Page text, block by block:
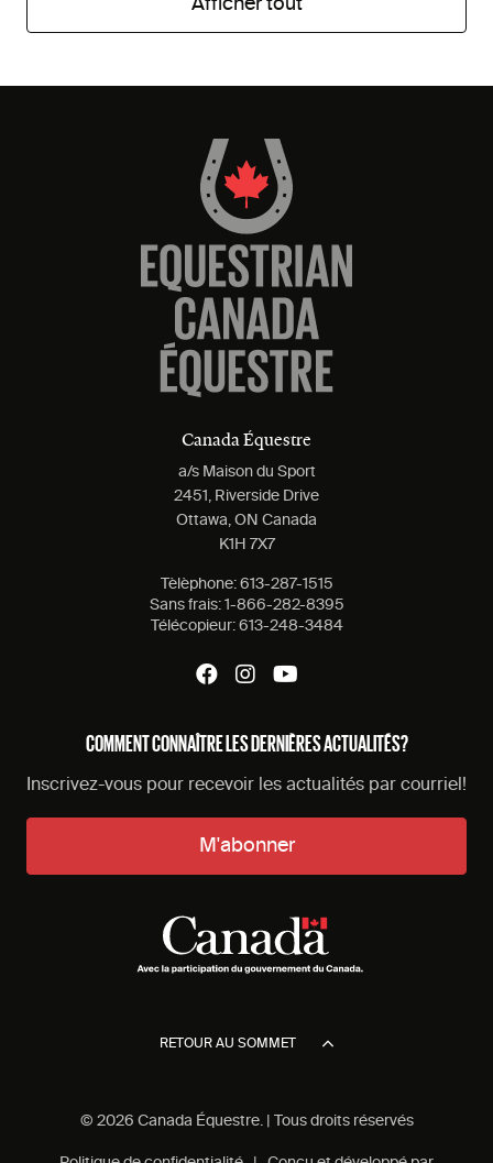
Afficher tout
Canada Équestre
a/s Maison du Sport
2451, Riverside Drive
Ottawa, ON Canada
K1H 7X7
Tèlèphone: 613-287-1515
Sans frais: 1-866-282-8395
Télécopieur: 613-248-3484
COMMENT CONNAÎTRE LES DERNIÈRES ACTUALITÉS?
Inscrivez-vous pour recevoir les actualités par courriel!
M'abonner
RETOUR AU SOMMET
© 2026 Canada Équestre. | Tous droits réservés